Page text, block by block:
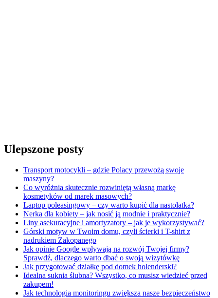
Ulepszone posty
Transport motocykli – gdzie Polacy przewożą swoje
maszyny?
Co wyróżnia skutecznie rozwiniętą własną markę
kosmetyków od marek masowych?
Laptop poleasingowy – czy warto kupić dla nastolatka?
Nerka dla kobiety – jak nosić ją modnie i praktycznie?
Liny asekuracyjne i amortyzatory – jak je wykorzystywać?
Górski motyw w Twoim domu, czyli ścierki i T-shirt z
nadrukiem Zakopanego
Jak opinie Google wpływają na rozwój Twojej firmy?
Sprawdź, dlaczego warto dbać o swoją wizytówkę
Jak przygotować działkę pod domek holenderski?
Idealna suknia ślubna? Wszystko, co musisz wiedzieć przed
zakupem!
Jak technologia monitoringu zwiększa nasze bezpieczeństwo